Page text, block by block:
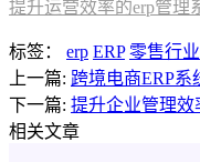
提升运营效率的erp管理
标签： erp ERP 零售行业
上一篇: 跨境电商ERP
下一篇: 提升企业管理效
相关文章